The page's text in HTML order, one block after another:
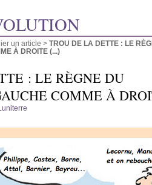
un article > TROU DE LA DETTE : LE
À DROITE (...)
: LE RÈGNE DU
COMME À
Luniterre